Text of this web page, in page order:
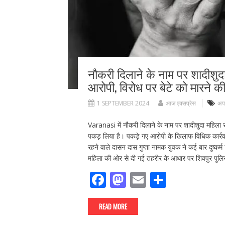
नौकरी दिलाने के नाम पर
आरोपी, विरोध पर बेटे को मारने
1 SEPTEMBER 2024 आज एक्सप्रेस
Varanasi में नौकरी दिलाने के नाम पर शादीशुदा
पकड़ लिया है। पकड़े गए आरोपी के खिलाफ विधिक
रहने वाले दासन दास गुप्ता नामक युवक ने कई बार
महिला की ओर से दी गई तहरीर के आधार पर शिवपुर
F
ac
e
M
as
to
E S
READ MORE